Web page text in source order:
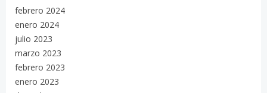
febrero 2024
enero 2024
julio 2023
marzo 2023
febrero 2023
enero 2023